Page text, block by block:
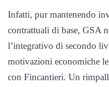
Infatti, pur mantenendo
contrattuali di base, GSA
l’integrativo di secondo
motivazioni economiche
con Fincantieri. Un